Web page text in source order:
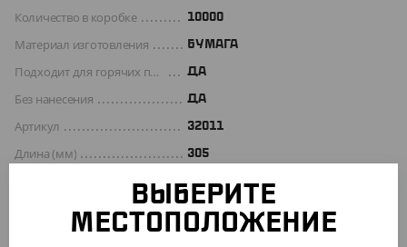
Количество в коробке 10000
Материал изготовления БУМАГА
Подходит для горячих продуктов ДА
Без нанесения ДА
Артикул 32011
Длина (мм) 305
КРАФТ
ВЫБЕРИТЕ
МЕСТОПОЛОЖЕНИЕ